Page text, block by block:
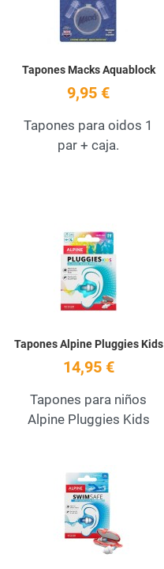
Tapones Macks Aquablock
9,95 €
Tapones para oidos 1
par + caja.
Tapones Alpine Pluggies Kids
14,95 €
Tapones para niños
Alpine Pluggies Kids